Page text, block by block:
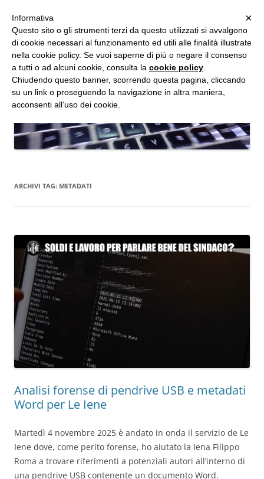
Vai
al
contenuto
Studio d'Informatica Forense
Perizie Informatiche Forensi, CTP e CTU in Processi Civili e Penali
ARCHIVI TAG: METADATI
Analisi forense di pendrive USB e metadati
Word per Le Iene
Martedì 4 novembre 2025 è andato in onda il servizio de Le
Iene dove, come perito forense, ho aiutato la Iena Filippo
Roma a trovare riferimenti a potenziali autori all’interno di
una pendrive USB contenente un documento Word.
MENU ×
Informativa
Questo sito o gli strumenti terzi da questo utilizzati si avvalgono
di cookie necessari al funzionamento ed utili alle finalità illustrate
nella cookie policy. Se vuoi saperne di più o negare il consenso
a tutti o ad alcuni cookie, consulta la cookie policy
Chiudendo questo banner, scorrendo questa pagina, cliccando
su un link o proseguendo la navigazione in altra maniera,
acconsenti all’uso dei cookie.